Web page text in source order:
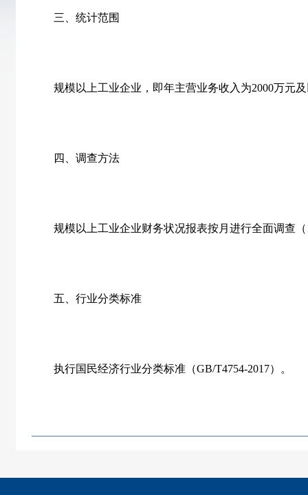
三、统计范围
规模以上工业企业，即年主营业务收入为2000万元及
四、调查方法
规模以上工业企业财务状况报表按月进行全面调查（
五、行业分类标准
执行国民经济行业分类标准（GB/T4754-2017）。